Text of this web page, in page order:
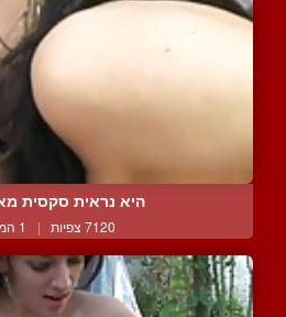
היא נראית סקסית
7120 צפיות | 1 המלצות